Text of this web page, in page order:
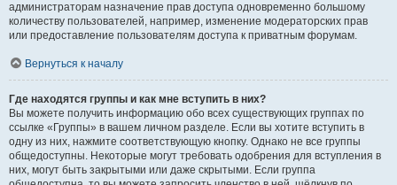
администраторам назначение прав доступа одновременно большому
количеству пользователей, например, изменение модераторских прав
или предоставление пользователям доступа к приватным форумам.
Вернуться к началу
Где находятся группы и как мне вступить в них?
Вы можете получить информацию обо всех существующих группах по
ссылке «Группы» в вашем личном разделе. Если вы хотите вступить в
одну из них, нажмите соответствующую кнопку. Однако не все группы
общедоступны. Некоторые могут требовать одобрения для вступления в
них, могут быть закрытыми или даже скрытыми. Если группа